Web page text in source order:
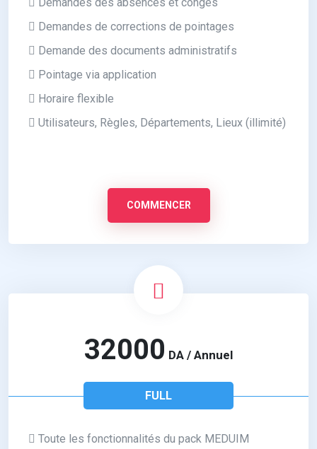
Demandes de corrections de pointages
Demande des documents administratifs
Pointage via application
Horaire flexible
Utilisateurs, Règles, Départements, Lieux (illimité)
COMMENCER
32000 DA / Annuel
FULL
Toute les fonctionnalités du pack MEDUIM